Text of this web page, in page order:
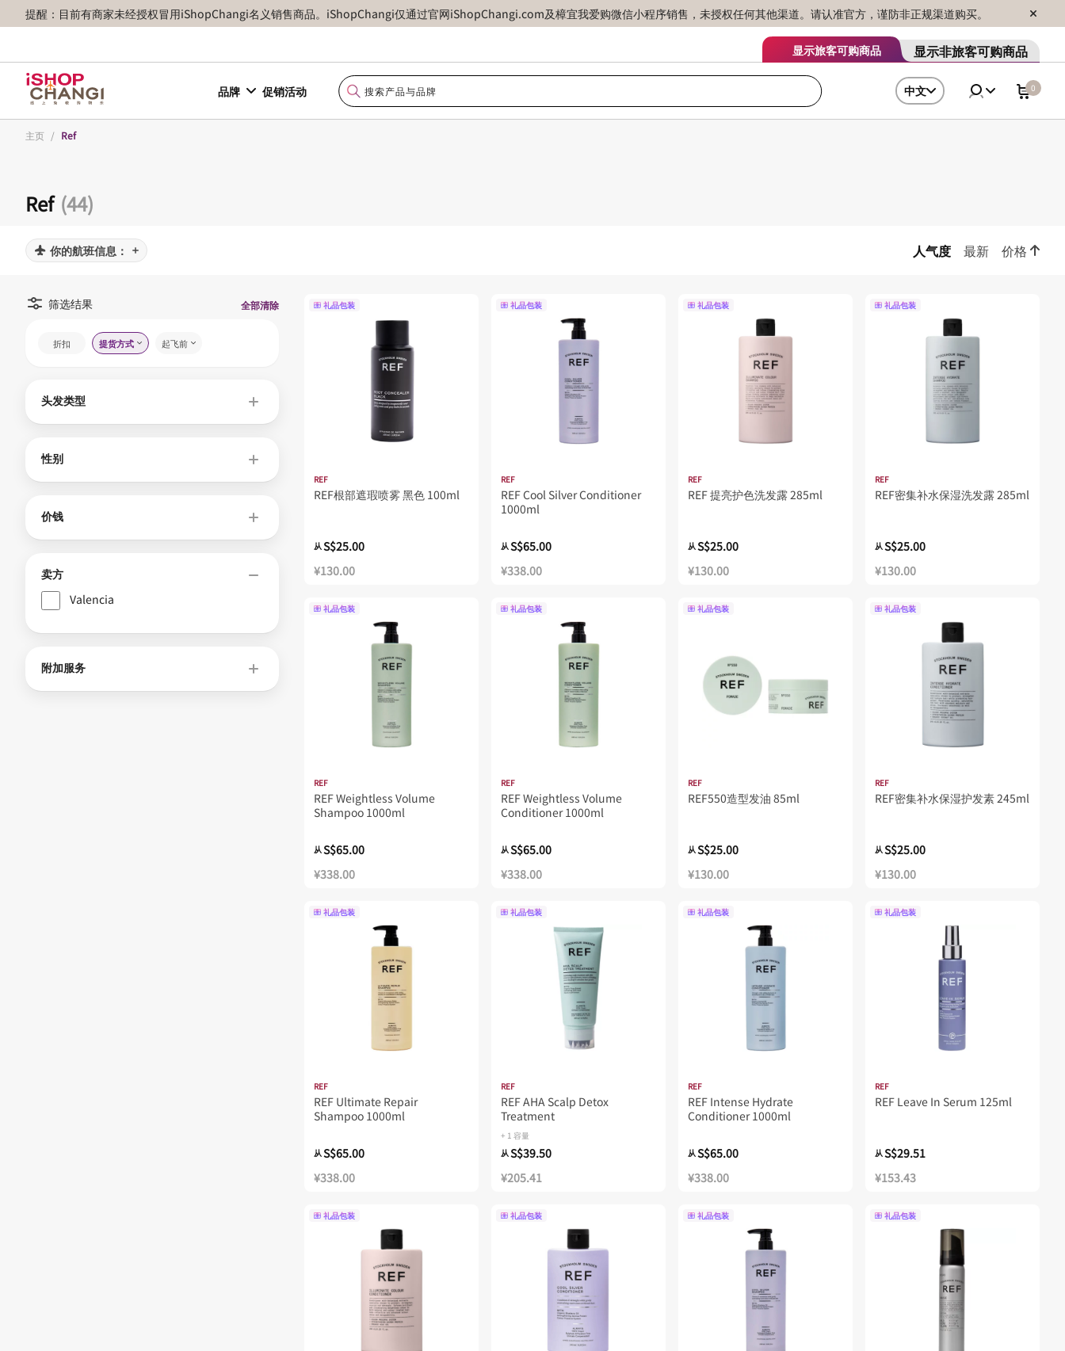
提醒：目前有商家未经授权冒用iShopChangi名义销售商品。iShopChangi仅通过官网iShopChangi.com及樟宜我爱购微信小程序销售，未授权任何其他渠道。请认准官方，谨防非正规渠道购买。
显示旅客可购商品 显示非旅客可购商品
品牌 促销活动 中文 0
主页 / Ref
Ref (44)
你的航班信息： 人气度 最新 价格
筛选结果 全部清除
折扣 提货方式 起飞前
头发类型
性别
价钱
卖方
Valencia
附加服务
礼品包装
REF
REF根部遮瑕喷雾 黑色 100ml
从S$25.00
¥130.00
礼品包装
REF
REF Cool Silver Conditioner
1000ml
从S$65.00
¥338.00
礼品包装
REF
REF 提亮护色洗发露 285ml
从S$25.00
¥130.00
礼品包装
REF
REF密集补水保湿洗发露 285ml
从S$25.00
¥130.00
礼品包装
REF
REF Weightless Volume
Shampoo 1000ml
从S$65.00
¥338.00
礼品包装
REF
REF Weightless Volume
Conditioner 1000ml
从S$65.00
¥338.00
礼品包装
REF
REF550造型发油 85ml
从S$25.00
¥130.00
礼品包装
REF
REF密集补水保湿护发素 245ml
从S$25.00
¥130.00
礼品包装
REF
REF Ultimate Repair
Shampoo 1000ml
从S$65.00
¥338.00
礼品包装
REF
REF AHA Scalp Detox
Treatment
+ 1 容量
从S$39.50
¥205.41
礼品包装
REF
REF Intense Hydrate
Conditioner 1000ml
从S$65.00
¥338.00
礼品包装
REF
REF Leave In Serum 125ml
从S$29.51
¥153.43
礼品包装 礼品包装 礼品包装 礼品包装